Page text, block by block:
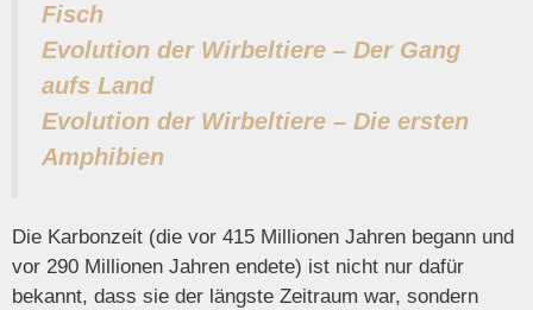
Fisch
Evolution der Wirbeltiere – Der Gang
aufs Land
Evolution der Wirbeltiere – Die ersten
Amphibien
Die Karbonzeit (die vor 415 Millionen Jahren begann und
vor 290 Millionen Jahren endete) ist nicht nur dafür
bekannt, dass sie der längste Zeitraum war, sondern